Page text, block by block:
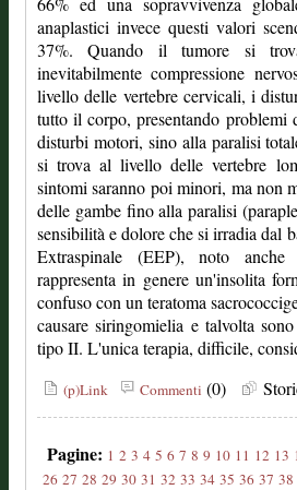
anaplastici invece questi valori
37%. Quando il tumore si
inevitabilmente compressione
livello delle vertebre cervicali, i
tutto il corpo, presentando
disturbi motori, sino alla paralisi
si trova al livello delle vertebre
sintomi saranno poi minori, ma non
delle gambe fino alla paralisi
sensibilità e dolore che si irradia dal
Extraspinale (EEP), noto anche
rappresenta in genere un'insolita
confuso con un teratoma
causare siringomielia e talvolta
tipo II. L'unica terapia, difficile,
(p)Link Commenti (0)
Pagine: 1 2 3 4 5 6 7 8 9 10 11 12 13
26 27 28 29 30 31 32 33 34 35 36 37 38